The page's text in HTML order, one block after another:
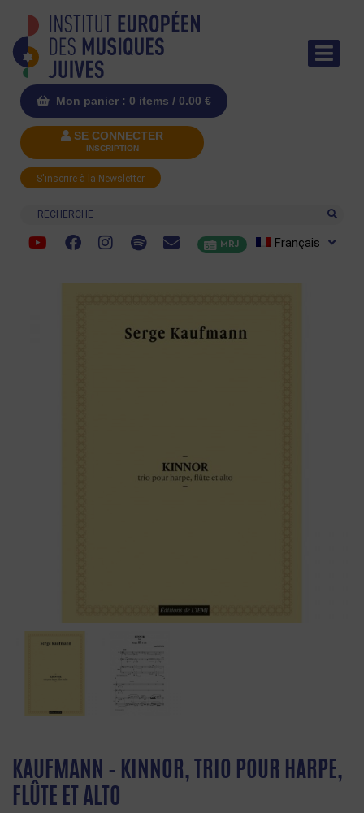
Mon panier : 0 items / 0.00 €
SE CONNECTER
INSCRIPTION
S'inscrire à la Newsletter
Recherche
MRJ Français
KAUFMANN – KINNOR, TRIO POUR HARPE,
FLÛTE ET ALTO